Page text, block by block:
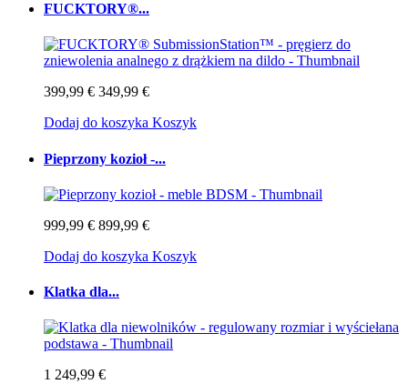
FUCKTORY®...
399,99 € 349,99 €
Dodaj do koszyka Koszyk
Pieprzony kozioł -...
999,99 € 899,99 €
Dodaj do koszyka Koszyk
Klatka dla...
1 249,99 €